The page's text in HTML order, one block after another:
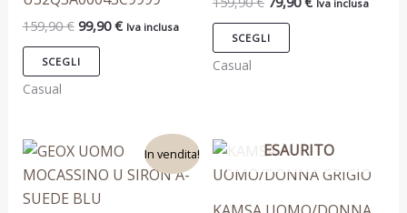
159,90€ 99,90€ Iva inclusa
SCEGLI
essere
scelte
pagina
Casual
Iva inclusa
SCEGLI
essere
nella
Casual
In vendita!
Il
prezzo
originale
era:
Il
prezzo
attuale
Questo
prodotto
ha
ESAURITO
Questo
prodotto